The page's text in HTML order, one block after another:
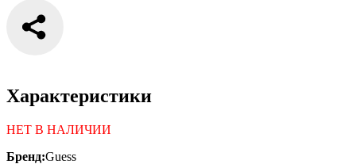
Характеристики
НЕТ В НАЛИЧИИ
Бренд:Guess